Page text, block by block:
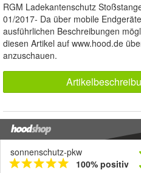
RGM Ladekantenschutz
01/2017- Da über mobile
ausführlichen Beschreibungen
diesen Artikel auf www.hood.de
anzuschauen.
sonnenschutz-pkw
100% positiv